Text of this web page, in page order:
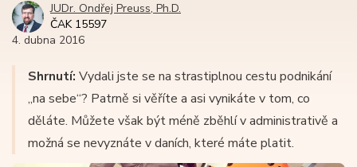
JUDr. Ondřej Preuss, Ph.D.
ČAK 15597
4. dubna 2016
Shrnutí: Vydali jste se na strastiplnou cestu podnikání
„na sebe“? Patrně si věříte a asi vynikáte v tom, co
děláte. Můžete však být méně zběhlí v administrativě a
možná se nevyznáte v daních, které máte platit.